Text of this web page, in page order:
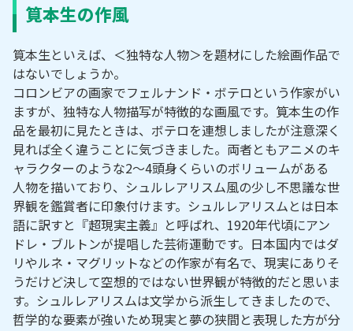
筧本生の作風
筧本生といえば、＜独特な人物＞を題材にした絵画作品で
はないでしょうか。
コロンビアの画家でフェルナンド・ボテロという作家がい
ますが、独特な人物描写が特徴的な画風です。筧本生の作
品を最初に見たときは、ボテロを連想しましたが注意深く
見れば全く違うことに気づきました。両者ともアニメのキ
ャラクターのような2～4頭身くらいのボリュームがある
人物を描いており、シュルレアリスム風の少し不思議な世
界観を鑑賞者に印象付けます。シュルレアリスムとは日本
語に訳すと『超現実主義』と呼ばれ、1920年代頃にアン
ドレ・ブルトンが提唱した芸術運動です。日本国内ではダ
リやルネ・マグリットなどの作家が有名で、現実にありそ
うだけど決して空想的ではない世界観が特徴的だと思いま
す。シュルレアリスムは文学から派生してきましたので、
哲学的な要素が強いため現実と夢の狭間と表現した方が分